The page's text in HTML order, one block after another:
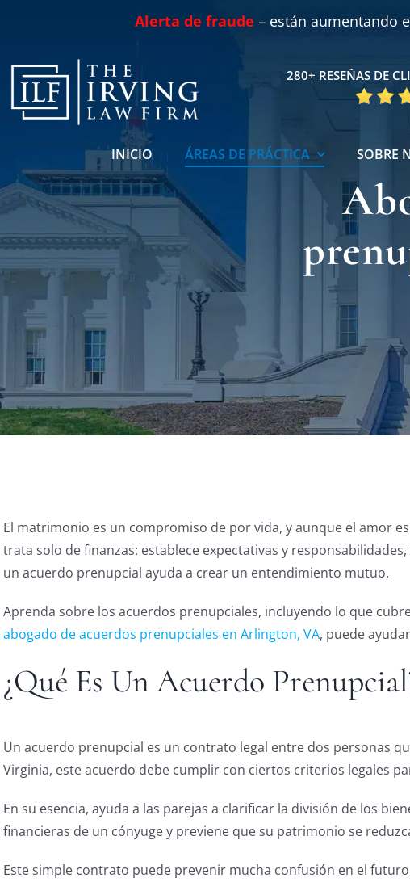
Alerta de fraude – están aumentando
280+ RESEÑAS DE
INICIO ÁREAS DE PRÁCTICA SOBRE
El matrimonio es un compromiso de por vida, y aunque el amor
trata solo de finanzas: establece expectativas y
un acuerdo prenupcial ayuda a crear un entendimiento mutuo.
Aprenda sobre los acuerdos prenupciales, incluyendo lo que
abogado de acuerdos prenupciales en Arlington, VA, puede
¿Qué Es Un Acuerdo
Un acuerdo prenupcial es un contrato legal entre dos personas
Virginia, este acuerdo debe cumplir con ciertos criterios legales
En su esencia, ayuda a las parejas a clarificar la división de los
financieras de un cónyuge y previene que su patrimonio se
Este simple contrato puede prevenir mucha confusión en el